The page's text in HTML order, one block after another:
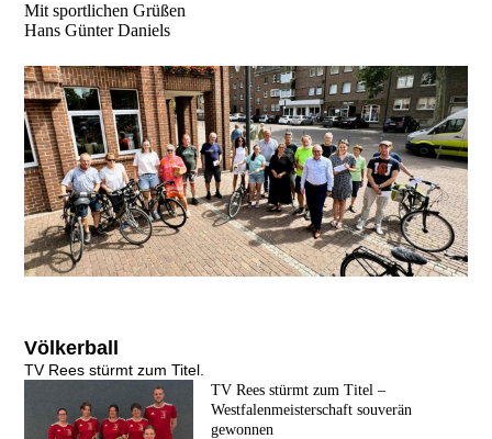
Mit sportlichen Grüßen
Hans Günter Daniels
Völkerball
TV Rees stürmt zum Titel.
TV Rees stürmt zum Titel –
Westfalenmeisterschaft souverän
gewonnen